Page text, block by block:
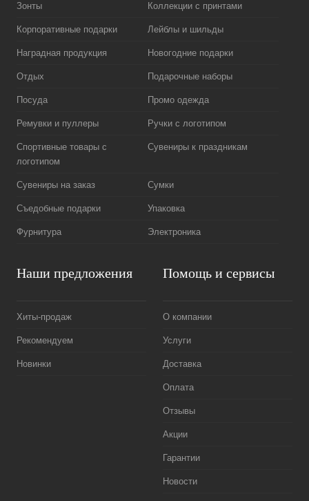
Зонты Коллекции с принтами
Корпоративные подарки Лейблы и шильды
Наградная продукция Новогодние подарки
Отдых Подарочные наборы
Посуда Промо одежда
Ремувки и пуллеры Ручки с логотипом
Спортивные товары с
логотипом
Сувениры к праздникам
Сувениры на заказ Сумки
Съедобные подарки Упаковка
Фурнитура Электроника
Наши предложения
Хиты-продаж
Рекомендуем
Новинки
Помощь и сервисы
О компании
Услуги
Доставка
Оплата
Отзывы
Акции
Гарантии
Новости